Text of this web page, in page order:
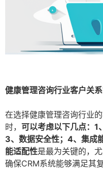
健康管理咨询行业客户关
在选择健康管理咨询行业
时， 可以考虑以下几点：1
3、数据安全性；4、集成
能适配性是最为关键的，
确保CRM系统能够满足其